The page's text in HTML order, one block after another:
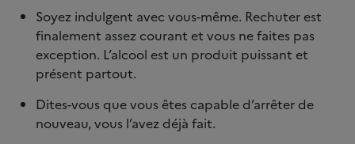
Soyez indulgent avec vous-même. Rechuter est
finalement assez courant et vous ne faites pas
exception. L’alcool est un produit puissant et
présent partout.
Dites-vous que vous êtes capable d’arrêter de
nouveau, vous l’avez déjà fait.